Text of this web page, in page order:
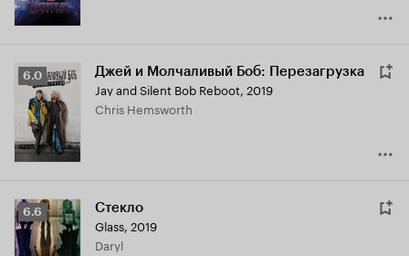
Рейтинг
Кинопоиска
6.0
6.0 Джей и Молчаливый Боб: Перезагрузка
Jay and Silent Bob Reboot, 2019
Chris Hemsworth
Рейтинг
Кинопоиска
6.6
6.6 Стекло
Glass, 2019
Daryl